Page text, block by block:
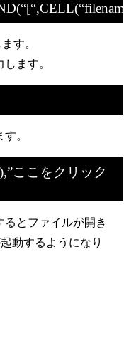
す。
ます。
。
ここをクリック
とファイルが開き
動するようになり